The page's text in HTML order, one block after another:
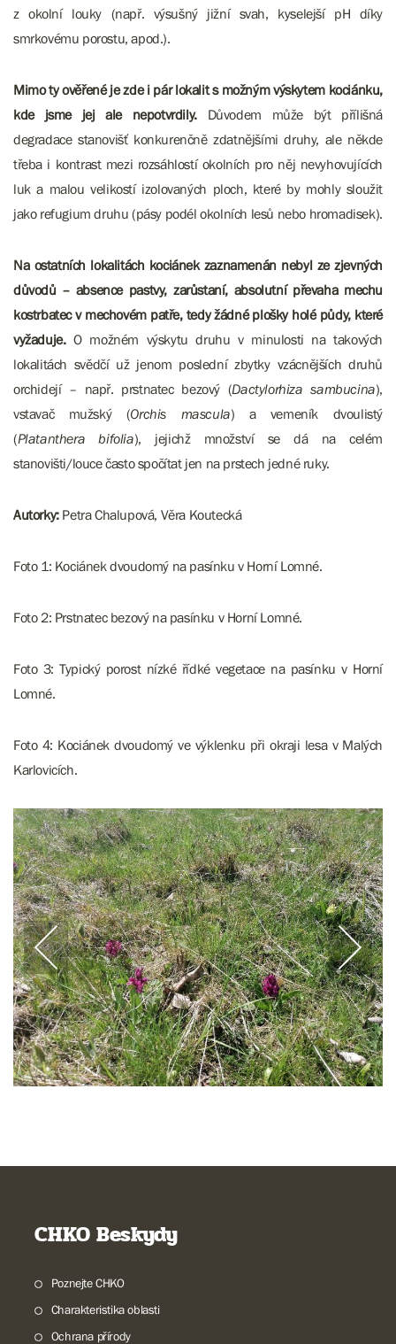
z okolní louky (např. výsušný jižní svah, kyselejší pH díky
smrkovému porostu, apod.).
Mimo ty ověřené je zde i pár lokalit s možným výskytem kociánku,
kde jsme jej ale nepotvrdily. Důvodem může být přílišná
degradace stanovišť konkurenčně zdatnějšími druhy, ale někde
třeba i kontrast mezi rozsáhlostí okolních pro něj nevyhovujících
luk a malou velikostí izolovaných ploch, které by mohly sloužit
jako refugium druhu (pásy podél okolních lesů nebo hromadisek).
Na ostatních lokalitách kociánek zaznamenán nebyl ze zjevných
důvodů – absence pastvy, zarůstaní, absolutní převaha mechu
kostrbatec v mechovém patře, tedy žádné plošky holé půdy, které
vyžaduje.O možném výskytu druhu v minulosti na takových
lokalitách svědčí už jenom poslední zbytky vzácnějších druhů
orchidejí – např. prstnatec bezový (Dactylorhiza sambucina),
vstavač mužský (Orchis mascula) a vemeník dvoulistý
(Platanthera bifolia), jejichž množství se dá na celém
stanovišti/louce často spočítat jen na prstech jedné ruky.
Autorky:Petra Chalupová, Věra Koutecká
Foto 1: Kociánek dvoudomý na pasínku v Horní Lomné.
Foto 2: Prstnatec bezový na pasínku v Horní Lomné.
Foto 3: Typický porost nízké řídké vegetace na pasínku v Horní
Lomné.
Foto 4: Kociánek dvoudomý ve výklenku při okraji lesa v Malých
Karlovicích.
CHKO Beskydy
Poznejte CHKO
Charakteristika oblasti
Ochrana přírody